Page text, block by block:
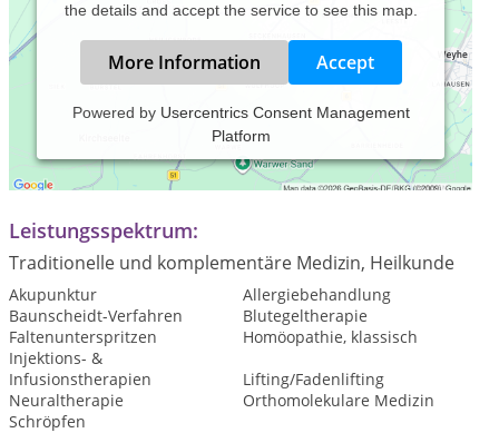
the details and accept the service to see this map.
More Information Accept
Powered by Usercentrics Consent Management
Platform
nach Vereinbarung
Leistungsspektrum:
Traditionelle und komplementäre Medizin, Heilkunde
Akupunktur
Allergiebehandlung
Baunscheidt-Verfahren
Blutegeltherapie
Faltenunterspritzen
Homöopathie, klassisch
Injektions- &
Infusionstherapien
Lifting/Fadenlifting
Neuraltherapie
Orthomolekulare Medizin
Schröpfen